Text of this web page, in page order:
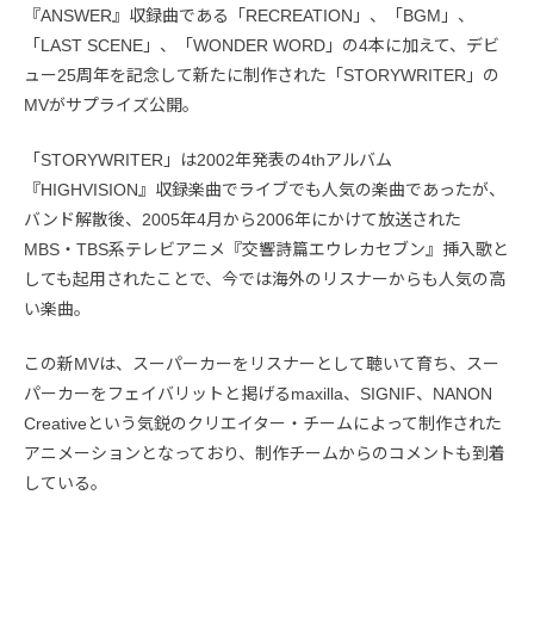
『ANSWER』収録曲である「RECREATION」、「BGM」、
「LAST SCENE」、「WONDER WORD」の4本に加えて、デビ
ュー25周年を記念して新たに制作された「STORYWRITER」の
MVがサプライズ公開。
「STORYWRITER」は2002年発表の4thアルバム
『HIGHVISION』収録楽曲でライブでも人気の楽曲であったが、
バンド解散後、2005年4月から2006年にかけて放送された
MBS・TBS系テレビアニメ『交響詩篇エウレカセブン』挿入歌と
しても起用されたことで、今では海外のリスナーからも人気の高
い楽曲。
この新MVは、スーパーカーをリスナーとして聴いて育ち、スー
パーカーをフェイバリットと掲げるmaxilla、SIGNIF、NANON
Creativeという気鋭のクリエイター・チームによって制作された
アニメーションとなっており、制作チームからのコメントも到着
している。